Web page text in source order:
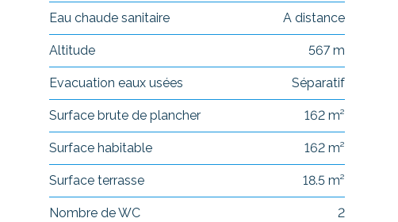
Eau chaude sanitaire A distance
Altitude 567 m
Evacuation eaux usées Séparatif
Surface brute de plancher 162 m²
Surface habitable 162 m²
Surface terrasse 18.5 m²
Nombre de WC 2